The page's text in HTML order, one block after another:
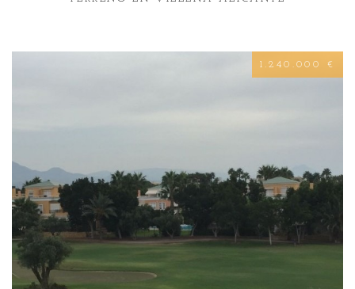
1.240.000 €